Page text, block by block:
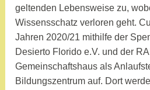
geltenden Lebensweise zu,
Wissensschatz verloren geht.
Jahren 2020/21 mithilfe der
Desierto Florido e.V. und der
Gemeinschaftshaus als
Bildungszentrum auf. Dort